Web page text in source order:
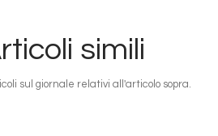
simili
sul giornale relativi all'articolo sopra.